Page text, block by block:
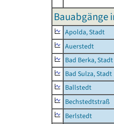
Bauabgänge
Apolda, Stadt
Auerstedt
Bad Berka, Stadt
Bad Sulza, Stadt
Ballstedt
Bechstedtstraß
Berlstedt